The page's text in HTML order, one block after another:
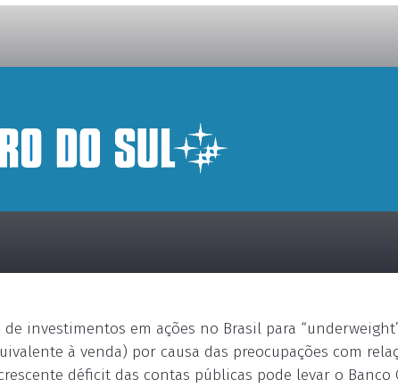
investimentos em ações no Brasil para
à venda) por causa das preocupações com
déficit das contas públicas pode levar o Banco